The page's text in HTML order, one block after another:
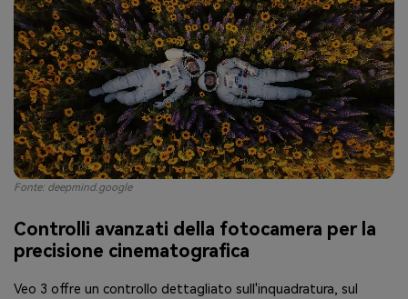
Controlli avanzati della fotocamera per la
precisione cinematografica
Veo 3 offre un controllo dettagliato sull'inquadratura, sul
Fonte: deepmind.google